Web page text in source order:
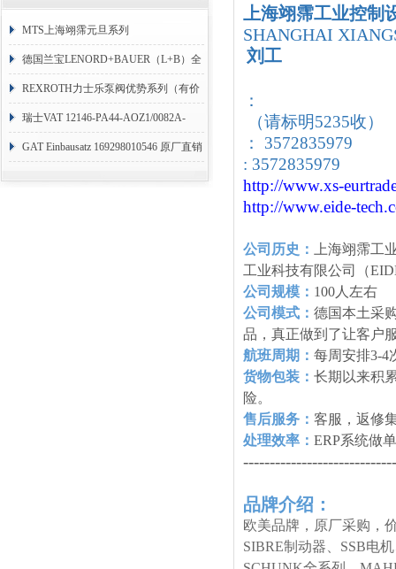
MTS上海翊霈元旦系列
RHM3050MR081A01
德国兰宝LENORD+BAUER（L+B）全
系列编码器
REXROTH力士乐泵阀优势系列（有价
目表）
瑞士VAT 12146-PA44-AOZ1/0082A-
1173938
GAT Einbausatz 169298010546 原厂直销
上海翊霈工业控制
SHANGHAI
刘工
：
（请标明5235收）
： 3572835979
: 3572835979
http://www.xs-
http://www.eide-tech
公司历史：
上海翊霈工
工业科技有限公司（
公司规模： 100人左右
公司模式： 德国本土采
品，真正做到了让客户
航班周期： 每周安排3-4
货物包装： 长期以来积
险。
售后服务： 客服，返修
处理效率： ERP系统做
品牌介绍：
欧美品牌，原厂采购，
SIBRE制动器、SSB电